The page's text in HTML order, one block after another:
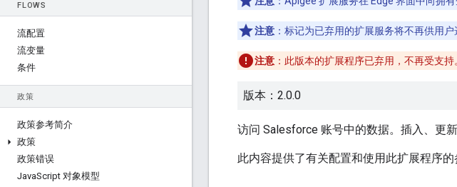
FLOWS
流配置
流变量
条件
政策
政策参考简介
政策
政策错误
JavaScript 对象模型
注意 ：标记为已弃用的扩展服务将不再供用
注意 ：此版本的扩展程序已弃用，不再受支持
版本：2.0.0
访问 Salesforce 账号中的数据。插入、更
此内容提供了有关配置和使用此扩展程序的